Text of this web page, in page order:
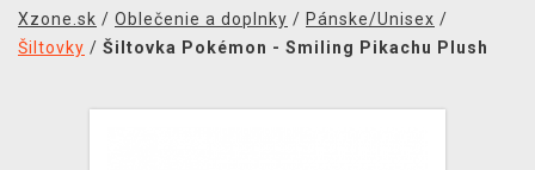
MERCHANDISE
Xzone.sk / Oblečenie a doplnky / Pánske/Unisex /
Šiltovky / Šiltovka Pokémon - Smiling Pikachu Plush